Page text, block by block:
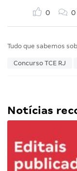
0 0
Tudo que sabemos
Concurso TCE RJ
Notícias